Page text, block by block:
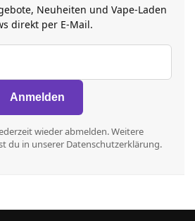
Neuheiten und Vape-Laden
direkt per E-Mail.
wieder abmelden. Weitere
du in unserer Datenschutzerklärung.